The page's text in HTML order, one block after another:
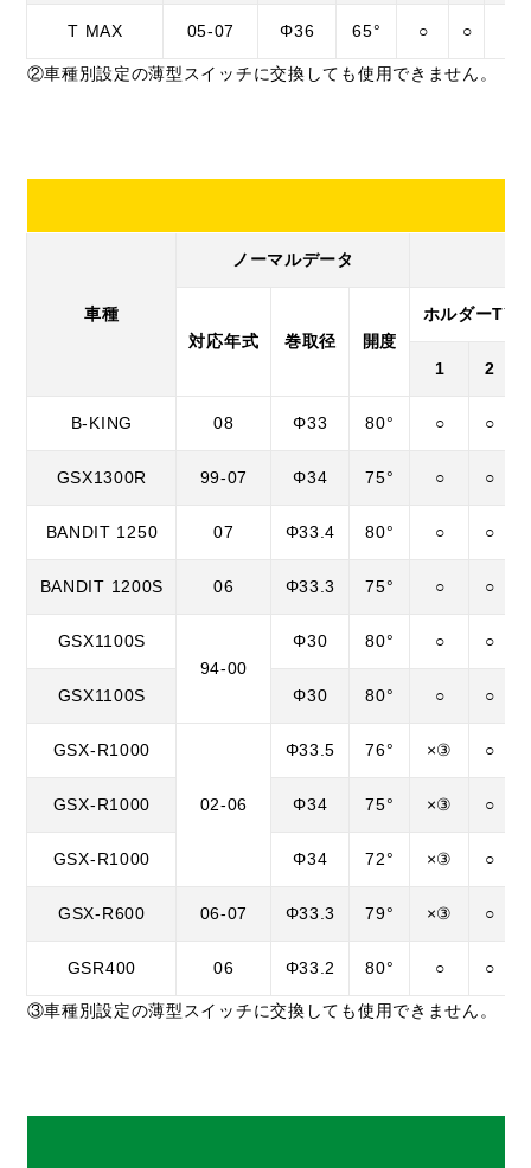
T MAX 05-07 Φ36 65° ○ ○
②車種別設定の薄型スイッチに交換しても使用できません。
車種
ノーマルデータ
対応年式 巻取径 開度
ホルダー
1 2
B-KING 08 Φ33 80° ○ ○
GSX1300R 99-07 Φ34 75° ○ ○
BANDIT 1250 07 Φ33.4 80° ○ ○
BANDIT 1200S 06 Φ33.3 75° ○ ○
GSX1100S
94-00
Φ30 80° ○ ○
GSX1100S Φ30 80° ○ ○
GSX-R1000
02-06
Φ33.5 76° ×③ ○
GSX-R1000 Φ34 75° ×③ ○
GSX-R1000 Φ34 72° ×③ ○
GSX-R600 06-07 Φ33.3 79° ×③ ○
GSR400 06 Φ33.2 80° ○ ○
③車種別設定の薄型スイッチに交換しても使用できません。